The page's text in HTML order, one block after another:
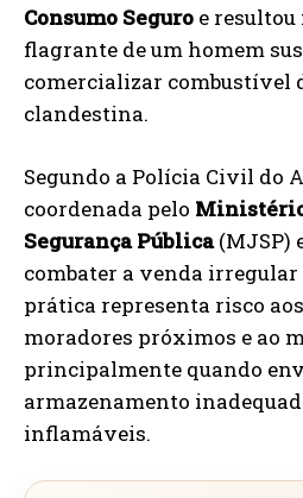
Consumo Seguro e
flagrante de um homem
comercializar combustível
clandestina.
Segundo a Polícia Civil do
coordenada pelo
Segurança Pública(MJSP)
combater a venda
prática representa risco
moradores próximos e ao
principalmente quando
armazenamento
inflamáveis.